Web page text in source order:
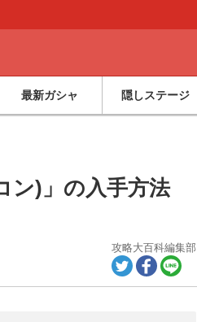
最新ガシャ 隠しステージ
ン)」の入手方法
攻略大百科編集部